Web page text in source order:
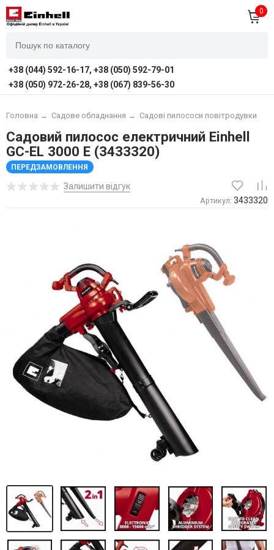
0
+38 (044) 592-16-17, +38 (050) 592-79-01
+38 (050) 972-26-28, +38 (067) 839-56-30
Головна → Садове обладнання → Садові пилососи повітродувки
Садовий пилосос електричний Einhell
GC-EL 3000 E (3433320)
ПЕРЕДЗАМОВЛЕННЯ
Залишити відгук
Артикул: 3433320